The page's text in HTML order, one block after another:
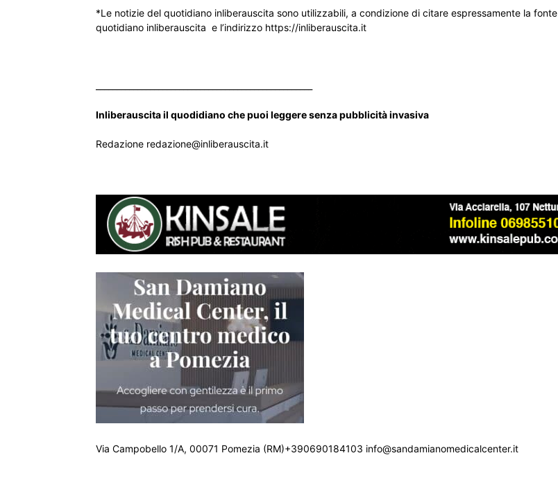
*Le notizie del quotidiano inliberauscita sono utilizzabili, a condizione di citare espressamente la fonte
quotidiano inliberauscita e l’indirizzo https://inliberauscita.it
Inliberauscita il quodidiano che puoi leggere senza pubblicità invasiva
Redazione redazione@inliberauscita.it
Via Campobello 1/A, 00071 Pomezia (RM)+390690184103 info@sandamianomedicalcenter.it